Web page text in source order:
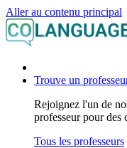
Aller au contenu principal
Trouve un
Rejoignez l'un de
professeur pour des
Tous les professeurs